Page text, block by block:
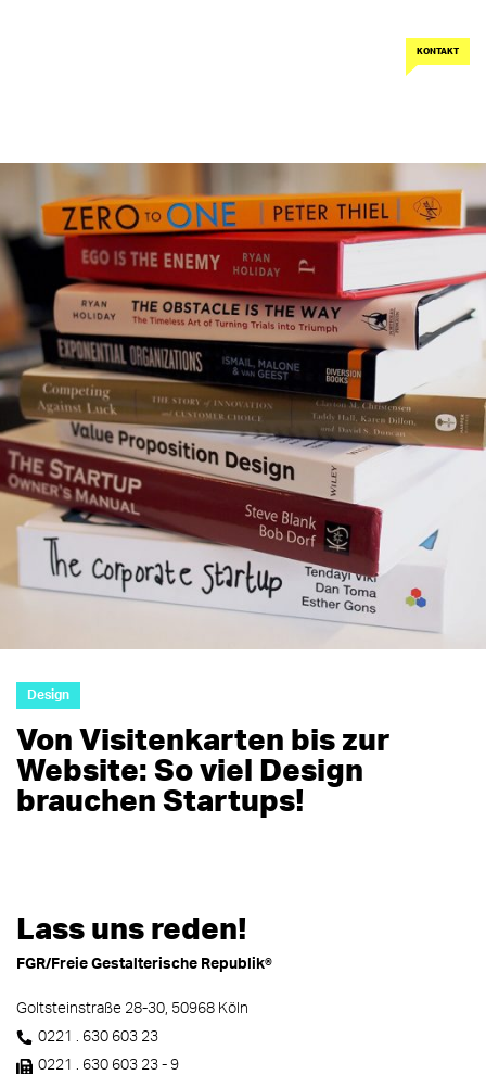
KONTAKT
Design
Von Visitenkarten bis zur
Website: So viel Design
brauchen Startups!
Lass uns reden!
FGR/Freie Gestalterische Republik®
Goltsteinstraße 28-30, 50968 Köln
0221 . 630 603 23
0221 . 630 603 23 - 9